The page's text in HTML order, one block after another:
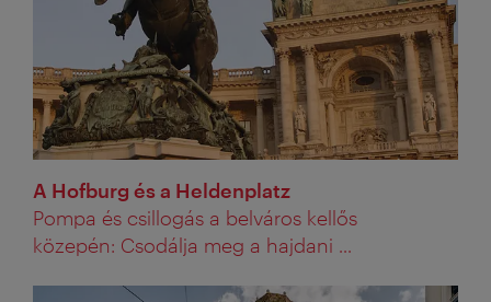
A Hofburg és a Heldenplatz
Pompa és csillogás a belváros kellős
közepén: Csodálja meg a hajdani ...